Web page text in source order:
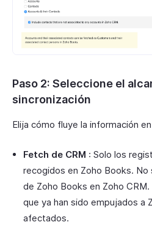
Paso 2: Seleccione el
sincronización
Elija cómo fluye la información
Fetch de CRM : Solo los
recogidos en Zoho Books.
de Zoho Books en Zoho
que ya han sido empujados a
afectados.